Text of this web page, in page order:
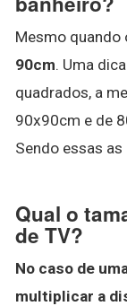
Mesmo quando
90cm. Uma
quadrados, a
90x90cm e de
Sendo essas
Qual o
de TV?
No caso de
multiplicar a